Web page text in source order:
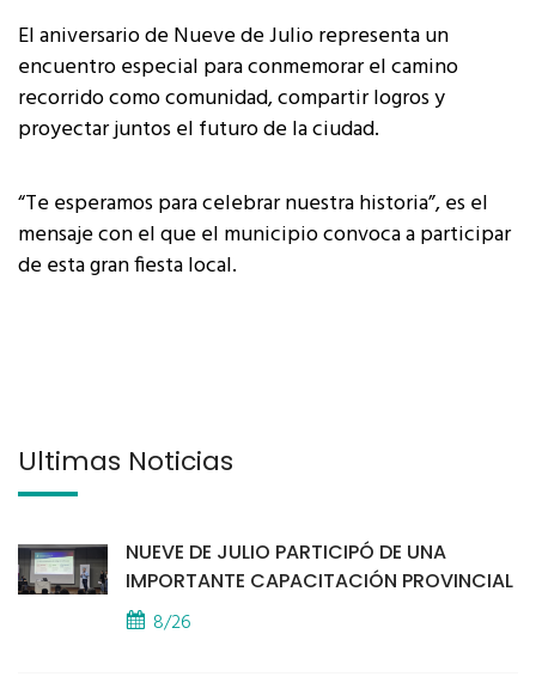
El aniversario de Nueve de Julio representa un
encuentro especial para conmemorar el camino
recorrido como comunidad, compartir logros y
proyectar juntos el futuro de la ciudad.
“Te esperamos para celebrar nuestra historia”, es el
mensaje con el que el municipio convoca a participar
de esta gran fiesta local.
Últimas Noticias
NUEVE DE JULIO PARTICIPÓ DE UNA
IMPORTANTE CAPACITACIÓN PROVINCIAL
8/26